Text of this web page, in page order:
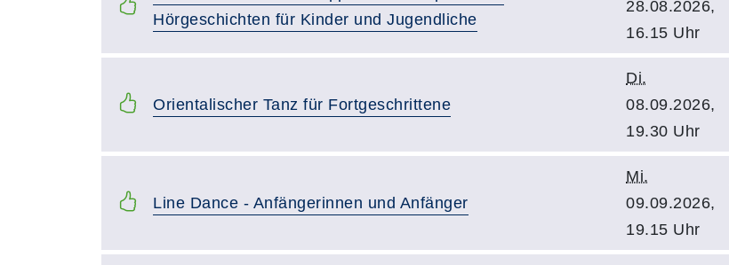
Hörgeschichten für Kinder und Jugendliche
28.08.2026,
16.15 Uhr
Orientalischer Tanz für Fortgeschrittene
Di.
08.09.2026,
19.30 Uhr
Line Dance - Anfängerinnen und Anfänger
Mi.
09.09.2026,
19.15 Uhr